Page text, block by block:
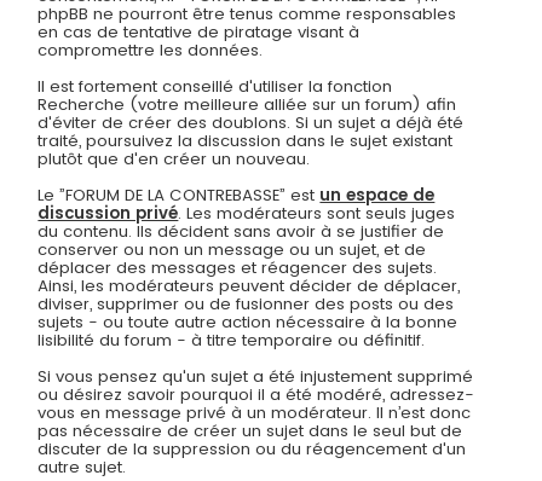
phpBB ne pourront être tenus comme responsables
en cas de tentative de piratage visant à
compromettre les données.
Il est fortement conseillé d'utiliser la fonction
Recherche (votre meilleure alliée sur un forum) afin
d'éviter de créer des doublons. Si un sujet a déjà été
traité, poursuivez la discussion dans le sujet existant
plutôt que d'en créer un nouveau.
Le ”FORUM DE LA CONTREBASSE” est un espace de
discussion privé. Les modérateurs sont seuls juges
du contenu. Ils décident sans avoir à se justifier de
conserver ou non un message ou un sujet, et de
déplacer des messages et réagencer des sujets.
Ainsi, les modérateurs peuvent décider de déplacer,
diviser, supprimer ou de fusionner des posts ou des
sujets - ou toute autre action nécessaire à la bonne
lisibilité du forum - à titre temporaire ou définitif.
Si vous pensez qu'un sujet a été injustement supprimé
ou désirez savoir pourquoi il a été modéré, adressez-
vous en message privé à un modérateur. Il n’est donc
pas nécessaire de créer un sujet dans le seul but de
discuter de la suppression ou du réagencement d'un
autre sujet.